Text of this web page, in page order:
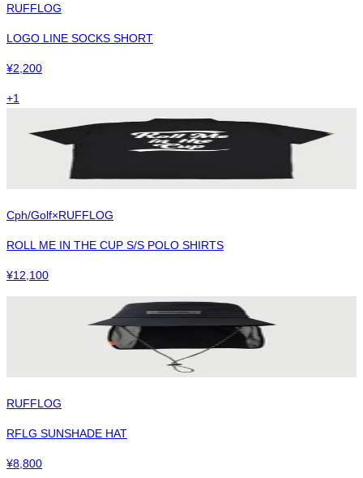
RUFFLOG
LOGO LINE SOCKS SHORT
¥2,200
+1
Cph/Golf×RUFFLOG
ROLL ME IN THE CUP S/S POLO SHIRTS
¥12,100
RUFFLOG
RFLG SUNSHADE HAT
¥8,800